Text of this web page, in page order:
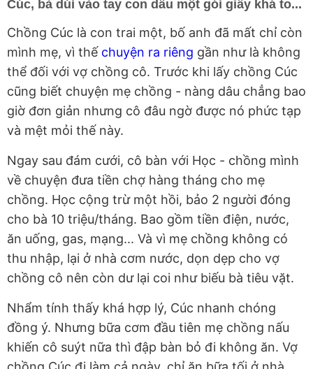
Cúc, bà dúi vào tay con dâu một gói giấy khá to...
Chồng Cúc là con trai một, bố anh đã mất chỉ còn
mình mẹ, vì thế chuyện ra riêng gần như là không
thể đối với vợ chồng cô. Trước khi lấy chồng Cúc
cũng biết chuyện mẹ chồng - nàng dâu chẳng bao
giờ đơn giản nhưng cô đâu ngờ được nó phức tạp
và mệt mỏi thế này.
Ngay sau đám cưới, cô bàn với Học - chồng mình
về chuyện đưa tiền chợ hàng tháng cho mẹ
chồng. Học cộng trừ một hồi, bảo 2 người đóng
cho bà 10 triệu/tháng. Bao gồm tiền điện, nước,
ăn uống, gas, mạng... Và vì mẹ chồng không có
thu nhập, lại ở nhà cơm nước, dọn dẹp cho vợ
chồng cô nên còn dư lại coi như biếu bà tiêu vặt.
Nhẩm tính thấy khá hợp lý, Cúc nhanh chóng
đồng ý. Nhưng bữa cơm đầu tiên mẹ chồng nấu
khiến cô suýt nữa thì đập bàn bỏ đi không ăn. Vợ